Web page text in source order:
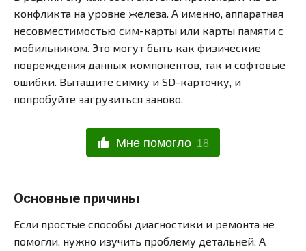
конфликта на уровне железа. А именно, аппаратная
несовместимостью сим-карты или карты памяти с
мобильником. Это могут быть как физические
повреждения данных компонентов, так и софтовые
ошибки. Вытащите симку и SD-карточку, и
попробуйте загрузиться заново.
Мне помогло 18
Основные причины
Если простые способы диагностики и ремонта не
помогли, нужно изучить проблему детальней. А